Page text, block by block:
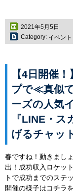
2021年5月5日
Category: イベント
【4日開催
プで≪真似
ーズの人気
『LINE・
げるチャッ
春ですね！動きまし
出！成功収入ロケッ
トで成功までのス
開催の様子はコチ